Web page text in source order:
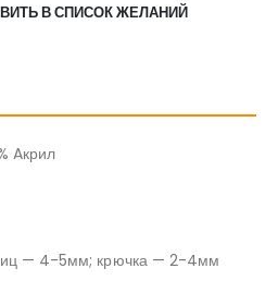
В СПИСОК ЖЕЛАНИЙ
Aкрил
— 4-5мм; крючка — 2-4мм